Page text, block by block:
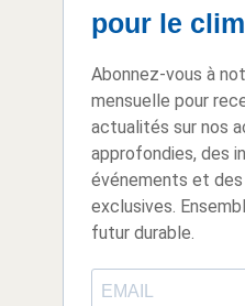
pour le
Abonnez-vous à
mensuelle pour
actualités sur nos
approfondies, des
événements et
exclusives.
futur durable.